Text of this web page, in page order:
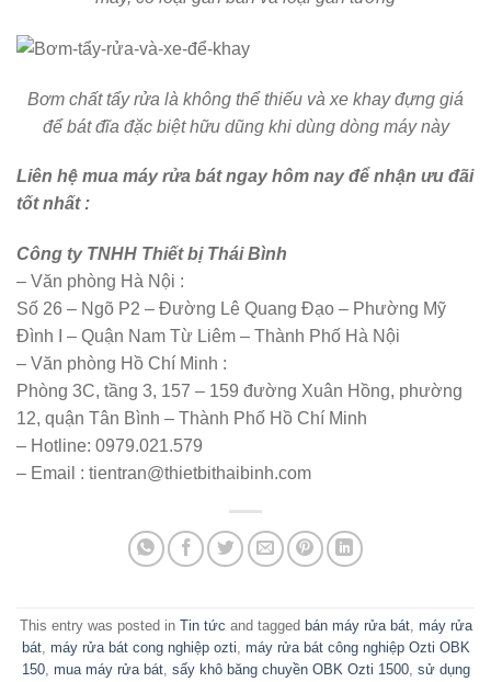
Bơm chất tẩy rửa là không thể thiếu và xe khay đựng giá
để bát đĩa đặc biệt hữu dũng khi dùng dòng máy này
Liên hệ mua máy rửa bát ngay hôm nay để nhận ưu đãi
tốt nhất :
Công ty TNHH Thiết bị Thái Bình
– Văn phòng Hà Nội :
Số 26 – Ngõ P2 – Đường Lê Quang Đạo – Phường Mỹ
Đình I – Quận Nam Từ Liêm – Thành Phố Hà Nội
– Văn phòng Hồ Chí Minh :
Phòng 3C, tầng 3, 157 – 159 đường Xuân Hồng, phường
12, quận Tân Bình – Thành Phố Hồ Chí Minh
– Hotline: 0979.021.579
– Email : tientran@thietbithaibinh.com
This entry was posted in Tin tức and tagged bán máy rửa bát, máy rửa
bát, máy rửa bát cong nghiệp ozti, máy rửa bát công nghiệp Ozti OBK
150, mua máy rửa bát, sấy khô băng chuyền OBK Ozti 1500, sử dụng